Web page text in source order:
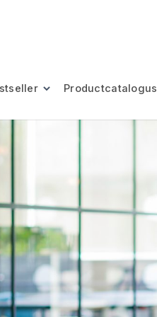
Productcatalogus